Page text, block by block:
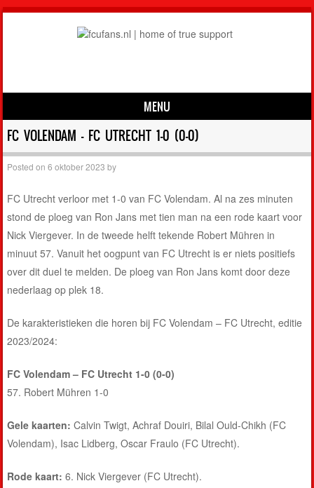
MENU
Skip to content
FC VOLENDAM – FC UTRECHT 1-0 (0-0)
Posted on6 oktober 2023 by
FC Utrecht verloor met 1-0 van FC Volendam. Al na zes minuten
stond de ploeg van Ron Jans met tien man na een rode kaart voor
Nick Viergever. In de tweede helft tekende Robert Mühren in
minuut 57. Vanuit het oogpunt van FC Utrecht is er niets positiefs
over dit duel te melden. De ploeg van Ron Jans komt door deze
nederlaag op plek 18.
De karakteristieken die horen bij FC Volendam – FC Utrecht, editie
2023/2024:
FC Volendam – FC Utrecht 1-0 (0-0)
57. Robert Mühren 1-0
Gele kaarten: Calvin Twigt, Achraf Douiri, Bilal Ould-Chikh (FC
Volendam), Isac Lidberg, Oscar Fraulo (FC Utrecht).
Rode kaart: 6. Nick Viergever (FC Utrecht).